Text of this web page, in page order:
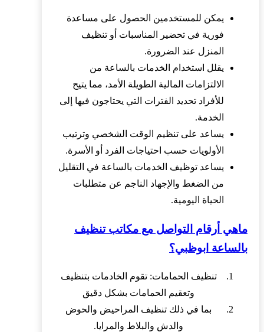
يمكن للمستخدمين الحصول على مساعدة
فورية في تحضير المناسبات أو تنظيف
المنزل عند الضرورة.
يقلل استخدام الخدمات بالساعة من
الالتزامات المالية الطويلة الأمد، مما يتيح
للأفراد تحديد الفترات التي يحتاجون فيها إلى
الخدمة.
يساعد على تنظيم الوقت الشخصي وترتيب
الأولويات حسب احتياجات الفرد أو الأسرة.
يساعد توظيف الخدمات بالساعة في التقليل
من الضغط والإجهاد الناجم عن متطلبات
الحياة اليومية.
ماهي أرقام التواصل مع مكاتب تنظيف
بالساعة ابوظبي؟
تنظيف الحمامات: تقوم الخادمات بتنظيف
وتعقيم الحمامات بشكل دقيق
بما في ذلك تنظيف المراحيض والحوض
والدش والبلاط والمرايا.